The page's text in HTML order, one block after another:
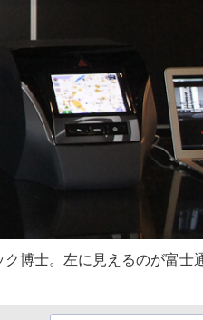
博士。左に見えるのが富士